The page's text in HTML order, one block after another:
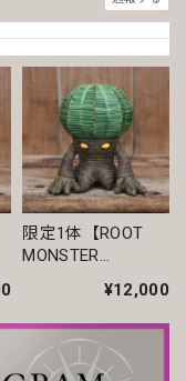
ビア
できます。
限定1体【ROOT
MONSTER
OBESA - ルートモ
ンスターオベサ ユ
ーフォルビア フィ
ギュア】10cm株
¥12,000